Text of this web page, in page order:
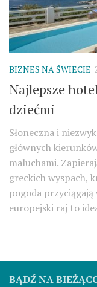
BIZNES NA ŚWIECIE
Najlepsze
dziećmi
Słoneczna i
głównych
maluchami.
greckich wyspach,
pogoda
europejski raj to
BĄDŹ NA